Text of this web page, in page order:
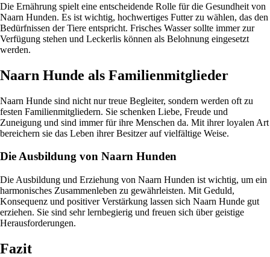
Die Ernährung spielt eine entscheidende Rolle für die Gesundheit von
Naarn Hunden. Es ist wichtig, hochwertiges Futter zu wählen, das den
Bedürfnissen der Tiere entspricht. Frisches Wasser sollte immer zur
Verfügung stehen und Leckerlis können als Belohnung eingesetzt
werden.
Naarn Hunde als Familienmitglieder
Naarn Hunde sind nicht nur treue Begleiter, sondern werden oft zu
festen Familienmitgliedern. Sie schenken Liebe, Freude und
Zuneigung und sind immer für ihre Menschen da. Mit ihrer loyalen Art
bereichern sie das Leben ihrer Besitzer auf vielfältige Weise.
Die Ausbildung von Naarn Hunden
Die Ausbildung und Erziehung von Naarn Hunden ist wichtig, um ein
harmonisches Zusammenleben zu gewährleisten. Mit Geduld,
Konsequenz und positiver Verstärkung lassen sich Naarn Hunde gut
erziehen. Sie sind sehr lernbegierig und freuen sich über geistige
Herausforderungen.
Fazit